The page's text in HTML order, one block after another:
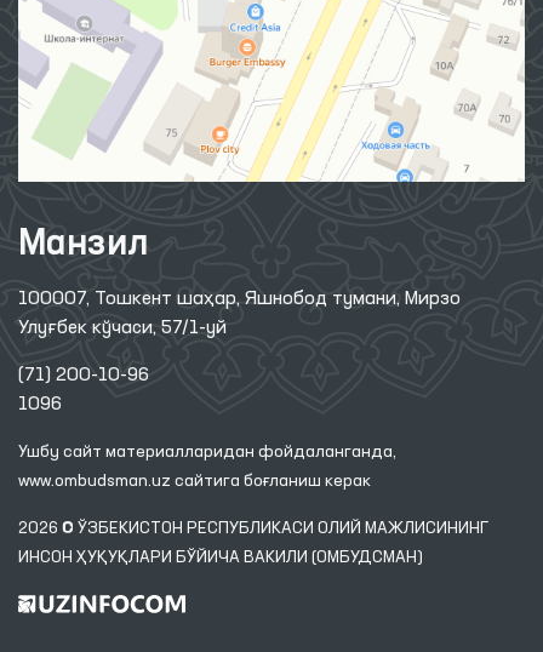
Манзил
100007, Тошкент шаҳар, Яшнобод тумани, Мирзо
Улуғбек кўчаси, 57/1-уй
(71) 200-10-96
1096
Ушбу сайт материалларидан фойдаланганда,
www.ombudsman.uz сайтига боғланиш керак
2026 © ЎЗБЕКИСТОН РЕСПУБЛИКАСИ ОЛИЙ МАЖЛИСИНИНГ
ИНСОН ҲУҚУҚЛАРИ БЎЙИЧА ВАКИЛИ (ОМБУДСМАН)